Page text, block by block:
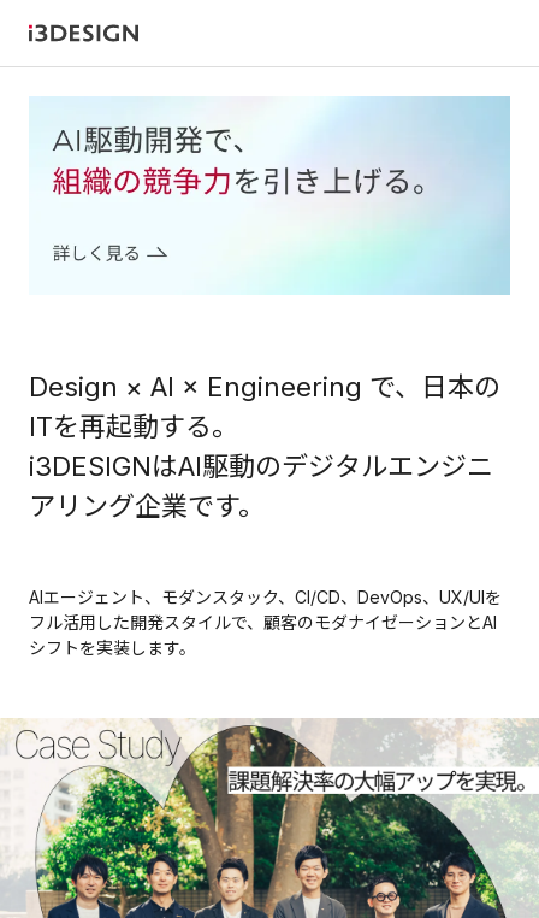
Design × AI × Engineering で、
日本の
ITを再起動する。
i3DESIGNはAI駆動のデジタルエンジニ
アリング企業です。
AIエージェント、モダンスタック、CI/CD、DevOps、UX/UIを
フル活用した開発スタイルで、顧客のモダナイゼーションとAI
シフトを実装します。